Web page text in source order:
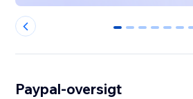
0 1 2 3 4 5 6
Paypal-oversigt